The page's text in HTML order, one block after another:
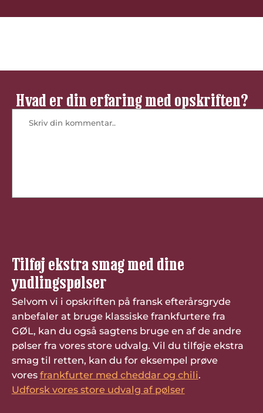
Hvad er din erfaring med opskriften?
Tilføj ekstra smag med dine
yndlingspølser
Selvom vi i opskriften på fransk efterårsgryde
anbefaler at bruge klassiske frankfurtere fra
GØL, kan du også sagtens bruge en af de andre
pølser fra vores store udvalg. Vil du tilføje ekstra
smag til retten, kan du for eksempel prøve
vores frankfurter med cheddar og chili.
Udforsk vores store udvalg af pølser